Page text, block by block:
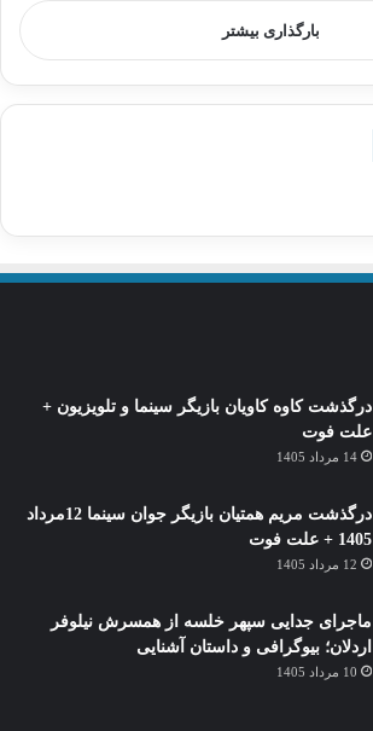
بارگذاری بیشتر
درگذشت کاوه کاویان بازیگر سینما و تلویزیون +
علت فوت
14 مرداد 1405
درگذشت مریم همتیان بازیگر جوان سینما 12مرداد
1405 + علت فوت
12 مرداد 1405
ماجرای جدایی سپهر خلسه از همسرش نیلوفر
اردلان؛ بیوگرافی و داستان آشنایی
10 مرداد 1405